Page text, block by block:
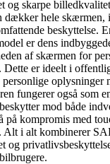
og skarpe
dækker hele skærmen,
beskyttelse.
er dens
af skærmen for
Dette er ideelt i
oplysninger
fungerer også som
mod både
på kompromis med
Alt i alt kombinerer
og